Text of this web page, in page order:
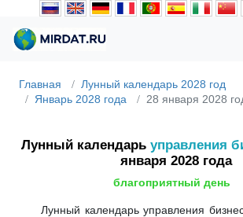
Главная
Лунный календарь 2028 год
Январь 2028 года
28 января 2028
Лунный календарь управления
января 2028 года
благоприятный день
Лунный календарь управления